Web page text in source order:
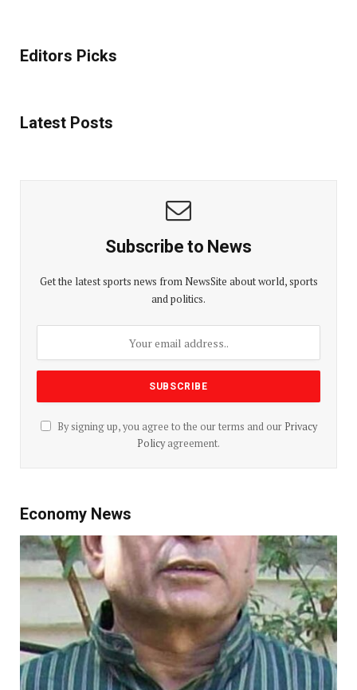
Editors Picks
Latest Posts
Subscribe to News
Get the latest sports news from NewsSite about world, sports
and politics.
By signing up, you agree to the our terms and our Privacy
Policyagreement.
Economy News